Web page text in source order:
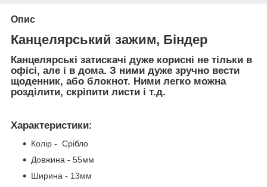
Опис
Канцелярський зажим, Біндер
Канцелярські затискачі дуже корисні не тільки в
офісі, але і в дома. З ними дуже зручно вести
щоденник, або блокнот. Ними легко можна
розділити, скріпити листи і т.д.
Характеристики:
Колір - Срібло
Довжина - 55мм
Ширина - 13мм